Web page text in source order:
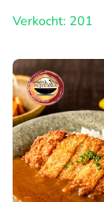
Verkocht: 201